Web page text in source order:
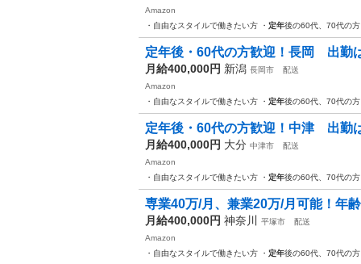
Amazon
・自由なスタイルで働きたい方 ・ 定年後の60代、70代の
定年後・60代の方歓迎！長岡 出勤
月給400,000円 新潟 長岡市
配送
Amazon
・自由なスタイルで働きたい方 ・ 定年後の60代、70代の
定年後・60代の方歓迎！中津 出勤
月給400,000円 大分 中津市
配送
Amazon
・自由なスタイルで働きたい方 ・ 定年後の60代、70代の
専業40万/月、兼業20万/月可能！年
月給400,000円 神奈川 平塚市
配送
Amazon
・自由なスタイルで働きたい方 ・ 定年後の60代、70代の